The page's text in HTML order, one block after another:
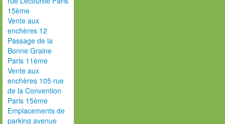
15ème
Vente aux
enchères 12
Passage de la
Bonne Graine
Paris 11ème
Vente aux
enchères 105 rue
de la Convention
Paris 15ème
Emplacements de
parking avenue